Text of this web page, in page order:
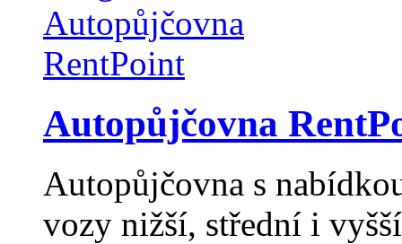
Autopůjčovna
Autopůjčovna s
vozy nižší, střední i